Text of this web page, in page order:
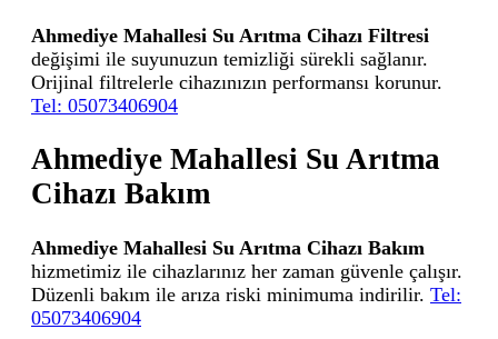
Ahmediye Mahallesi Su Arıtma Cihazı Filtresi
değişimi ile suyunuzun temizliği sürekli sağlanır.
Orijinal filtrelerle cihazınızın performansı korunur.
Tel: 05073406904
Ahmediye Mahallesi Su Arıtma
Cihazı Bakım
Ahmediye Mahallesi Su Arıtma Cihazı Bakım
hizmetimiz ile cihazlarınız her zaman güvenle çalışır.
Düzenli bakım ile arıza riski minimuma indirilir. Tel:
05073406904